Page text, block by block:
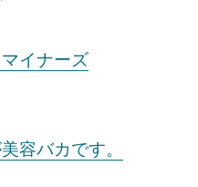
イナーズ
容バカです。